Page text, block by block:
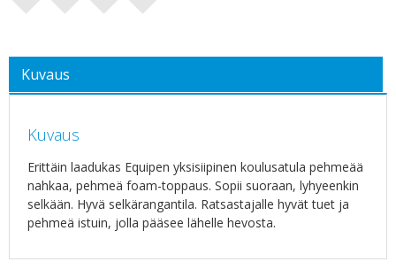
Kuvaus
Kuvaus
Erittäin laadukas Equipen yksisiipinen koulusatula pehmeää
nahkaa, pehmeä foam-toppaus. Sopii suoraan, lyhyeenkin
selkään. Hyvä selkärangantila. Ratsastajalle hyvät tuet ja
pehmeä istuin, jolla pääsee lähelle hevosta.